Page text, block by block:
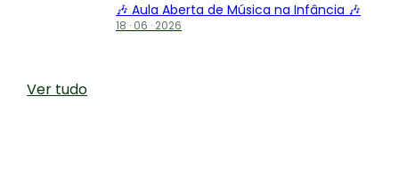
🎶 Aula Aberta de Música na Infância 🎶
18 · 06 · 2026
Ver tudo